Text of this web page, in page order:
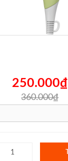
250.000₫
360.000₫